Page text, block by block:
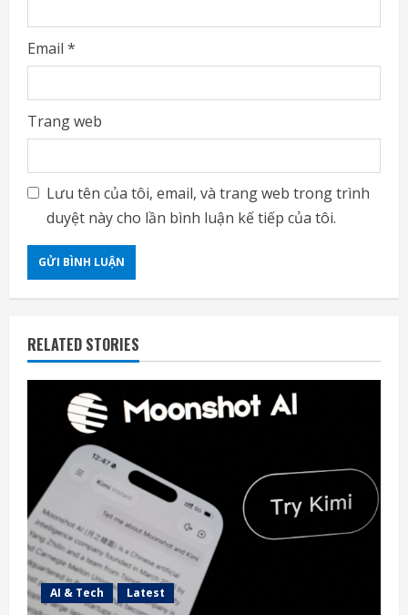
Email *
Trang web
Lưu tên của tôi, email, và trang web trong trình
duyệt này cho lần bình luận kế tiếp của tôi.
RELATED STORIES
AI & Tech Latest